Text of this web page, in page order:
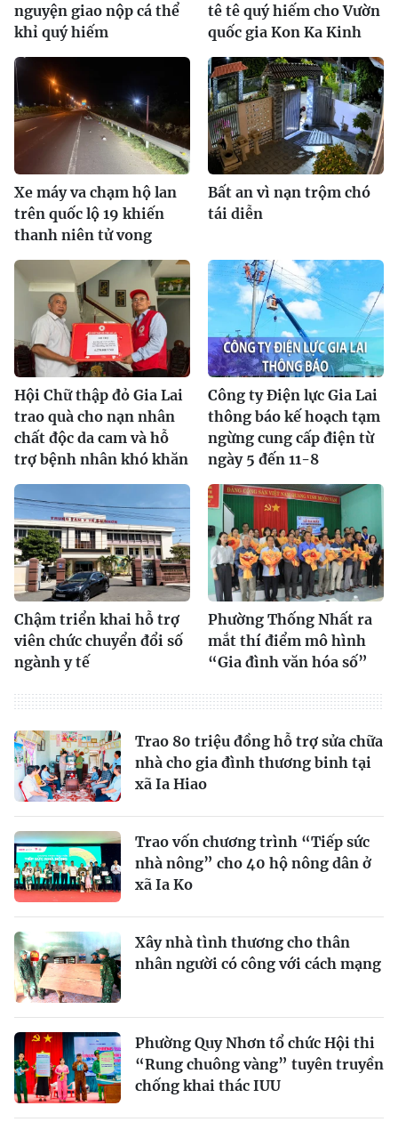
nguyện giao nộp cá thể
khỉ quý hiếm
tê tê quý hiếm cho Vườn
quốc gia Kon Ka Kinh
Xe máy va chạm hộ lan
trên quốc lộ 19 khiến
thanh niên tử vong
Bất an vì nạn trộm chó
tái diễn
Hội Chữ thập đỏ Gia Lai
trao quà cho nạn nhân
chất độc da cam và hỗ
trợ bệnh nhân khó khăn
Công ty Điện lực Gia Lai
thông báo kế hoạch tạm
ngừng cung cấp điện từ
ngày 5 đến 11-8
Chậm triển khai hỗ trợ
viên chức chuyển đổi số
ngành y tế
Phường Thống Nhất ra
mắt thí điểm mô hình
“Gia đình văn hóa số”
Trao 80 triệu đồng hỗ trợ sửa chữa
nhà cho gia đình thương binh tại
xã Ia Hiao
Trao vốn chương trình “Tiếp sức
nhà nông” cho 40 hộ nông dân ở
xã Ia Ko
Xây nhà tình thương cho thân
nhân người có công với cách mạng
Phường Quy Nhơn tổ chức Hội thi
“Rung chuông vàng” tuyên truyền
chống khai thác IUU